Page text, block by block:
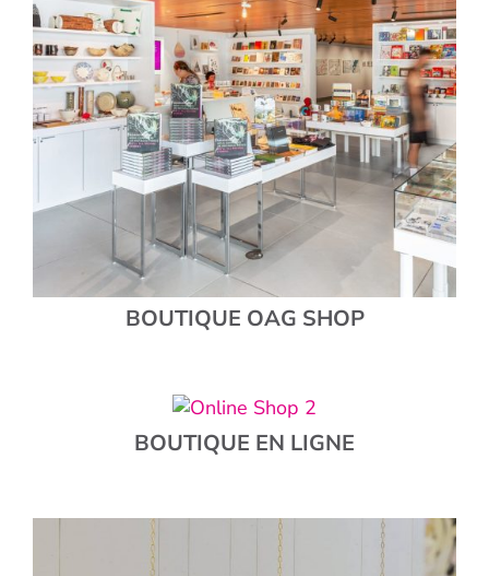
BOUTIQUE OAG SHOP
BOUTIQUE EN LIGNE